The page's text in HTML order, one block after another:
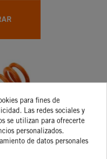
para fines de
Las redes sociales y
se utilizan para ofrecerte
personalizados.
de datos personales